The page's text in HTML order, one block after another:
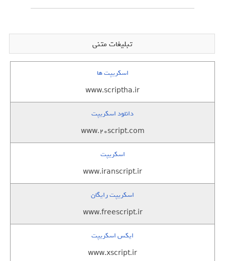
تبلیغات متنی
اسکریپت ها
www.scriptha.ir
دانلود اسکریپت
www.20script.com
اسکریپت
www.iranscript.ir
اسکریپت رایگان
www.freescript.ir
ایکس اسکریپت
www.xscript.ir